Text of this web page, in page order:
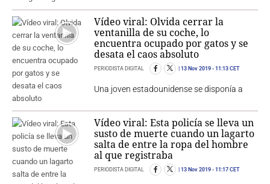
Vídeo viral: Olvida cerrar la
ventanilla de su coche, lo
encuentra ocupado por gatos y se
desata el caos absoluto
PERIODISTA DIGITAL 13 Nov 2019 - 11:13 CET
Una joven estadounidense se disponía a
Vídeo viral: Esta policía se lleva un
susto de muerte cuando un lagarto
salta de entre la ropa del hombre
al que registraba
PERIODISTA DIGITAL 13 Nov 2019 - 11:17 CET